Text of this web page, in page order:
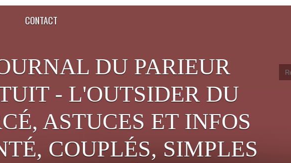
CONTACT
DU PARIEUR
- L'OUTSIDER DU
ASTUCES ET INFOS
COUPLÉS, SIMPLES